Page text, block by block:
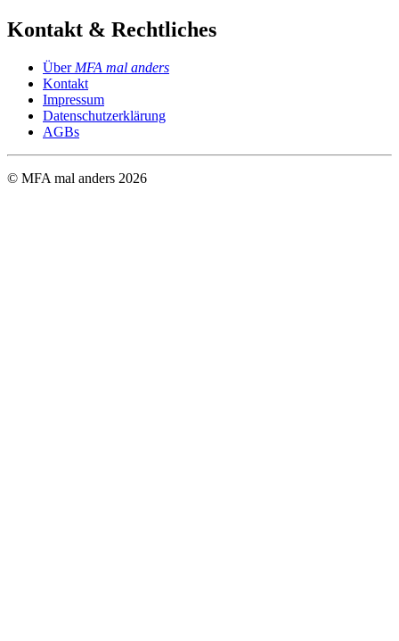
Kontakt & Rechtliches
Über MFA mal anders
Kontakt
Impressum
Datenschutzerklärung
AGBs
© MFA mal anders 2026